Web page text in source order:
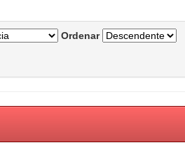
Ordenar